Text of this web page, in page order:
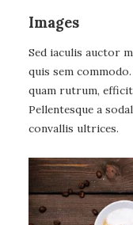
Images
Sed iaculis auctor
quis sem
quam rutrum,
Pellentesque a
convallis ultrices.